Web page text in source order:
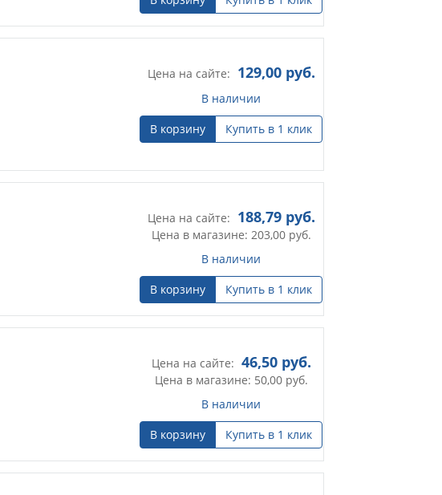
Цена на сайте: 129,00руб.
В наличии
В корзину
Купить в 1 клик
Цена на сайте: 188,79руб.
Цена в магазине: 203,00руб.
В наличии
В корзину
Купить в 1 клик
Цена на сайте: 46,50руб.
Цена в магазине: 50,00руб.
В наличии
В корзину
Купить в 1 клик